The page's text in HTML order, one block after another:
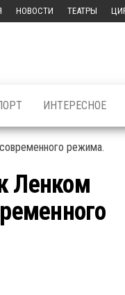
НОВОСТИ ТЕАТРЫ
ИНТЕРЕСНОЕ
Ленком